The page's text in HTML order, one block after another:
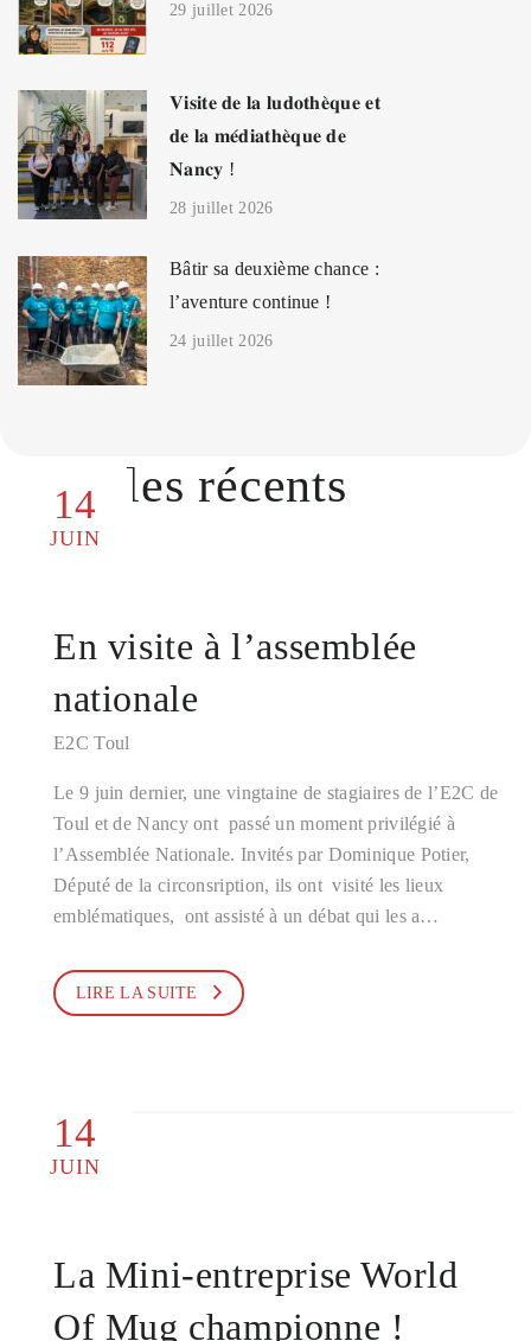
Articles récents
14
JUIN
En visite à l’assemblée
nationale
E2C Toul
Le 9 juin dernier, une vingtaine de stagiaires de l’E2C de
Toul et de Nancy ont passé un moment privilégié à
l’Assemblée Nationale. Invités par Dominique Potier,
Député de la circonsription, ils ont visité les lieux
emblématiques, ont assisté à un débat qui les a…
LIRE LA SUITE
14
JUIN
La Mini-entreprise World
Of Mug championne !
29 juillet 2026
𝐕𝐢𝐬𝐢𝐭𝐞 𝐝𝐞 𝐥𝐚 𝐥𝐮𝐝𝐨𝐭𝐡𝐞̀𝐪𝐮𝐞 𝐞𝐭
𝐝𝐞 𝐥𝐚 𝐦𝐞́𝐝𝐢𝐚𝐭𝐡𝐞̀𝐪𝐮𝐞 𝐝𝐞
𝐍𝐚𝐧𝐜𝐲 !
28 juillet 2026
Bâtir sa deuxième chance :
l’aventure continue !
24 juillet 2026